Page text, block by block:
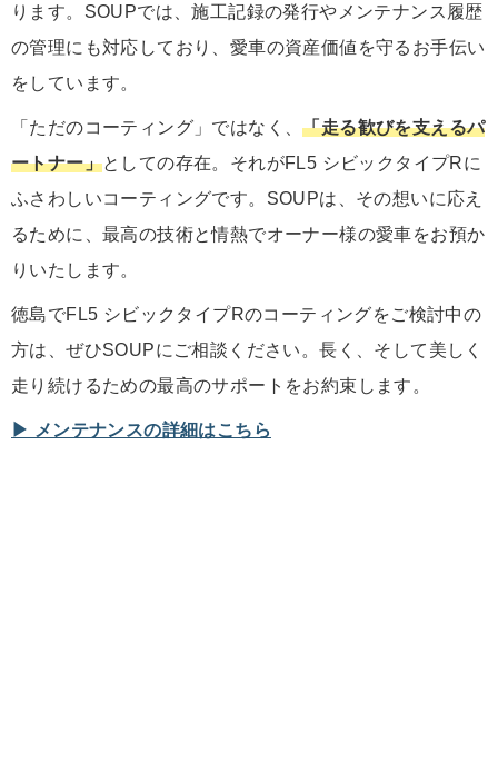
ります。SOUPでは、施工記録の発行やメンテナンス履歴
の管理にも対応しており、愛車の資産価値を守るお手伝い
をしています。
「ただのコーティング」ではなく、「走る歓びを支えるパ
ートナー」としての存在。それがFL5 シビックタイプRに
ふさわしいコーティングです。SOUPは、その想いに応え
るために、最高の技術と情熱でオーナー様の愛車をお預か
りいたします。
徳島でFL5 シビックタイプRのコーティングをご検討中の
方は、ぜひSOUPにご相談ください。長く、そして美しく
走り続けるための最高のサポートをお約束します。
▶︎ メンテナンスの詳細はこちら